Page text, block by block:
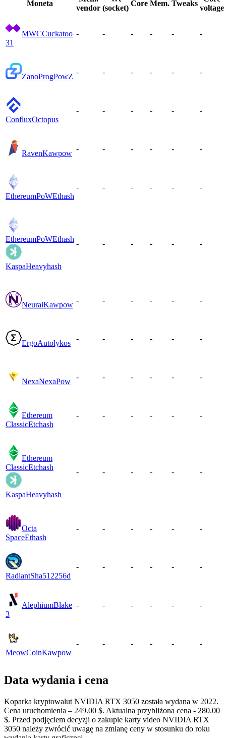
Moneta
vendor (socket)
Core Mem. Tweaks
voltage
MWCCuckatoo
31
- - - - - -
ZanoProgPowZ
- - - - - -
ConfluxOctopus
- - - - - -
RavenKawpow
- - - - - -
EthereumPoWEthash
- - - - - -
EthereumPoWEthash
KaspaHeavyhash
- - - - - -
NeuraiKawpow
- - - - - -
ErgoAutolykos
- - - - - -
NexaNexaPow
- - - - - -
Ethereum
ClassicEtchash
- - - - - -
Ethereum
ClassicEtchash
KaspaHeavyhash
- - - - - -
Octa
SpaceEthash
- - - - - -
RadiantSha512256d
- - - - - -
AlephiumBlake
3
- - - - - -
MeowCoinKawpow
- - - - - -
Data wydania i cena
Koparka kryptowalut NVIDIA RTX 3050 została wydana w 2022.
Cena uruchomienia – 249.00 $. Aktualna przybliżona cena - 280.00
$. Przed podjęciem decyzji o zakupie karty video NVIDIA RTX
3050 należy zwrócić uwagę na zmianę ceny w stosunku do roku